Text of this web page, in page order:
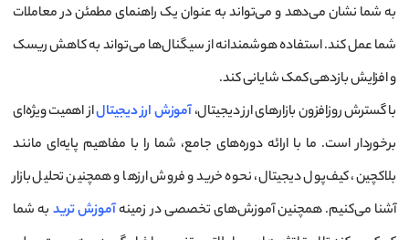
به شما نشان می‌دهد و می‌تواند به عنوان یک راهنمای مطمئن در معاملات
شما عمل کند. استفاده هوشمندانه از سیگنال‌ها می‌تواند به کاهش ریسک
و افزایش بازدهی کمک شایانی کند.
با گسترش روزافزون بازارهای ارز دیجیتال،آموزش ارز دیجیتالاز اهمیت ویژه‌ای
برخوردار است. ما با ارائه دوره‌های جامع، شما را با مفاهیم پایه‌ای مانند
بلاکچین، کیف‌پول دیجیتال، نحوه خرید و فروش ارزها و همچنین تحلیل بازار
آشنا می‌کنیم. همچنین آموزش‌های تخصصی در زمینهآموزش ترید به شما